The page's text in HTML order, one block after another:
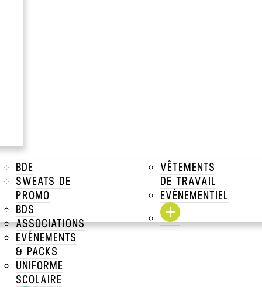
BDE
SWEATS DE
PROMO
BDS
ASSOCIATIONS
EVÉNEMENTS
& PACKS
UNIFORME
SCOLAIRE
VÊTEMENTS
DE TRAVAIL
EVÉNEMENTIEL
VESTES & SOFTSHELLS
SOFT-SHELL REMBOURRÉ
GALE PAD